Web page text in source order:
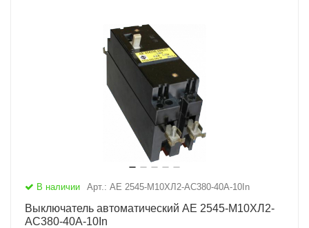
В наличии Арт.: АЕ 2545-М10ХЛ2-AC380-40А-10In
Выключатель автоматический АЕ 2545-М10ХЛ2-
AC380-40А-10In